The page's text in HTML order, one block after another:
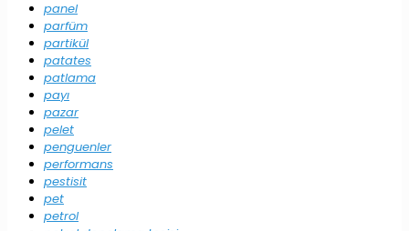
panel
parfüm
partikül
patates
patlama
payı
pazar
pelet
penguenler
performans
pestisit
pet
petrol